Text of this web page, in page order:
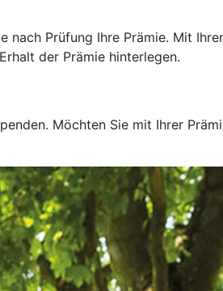
Prüfung Ihre Prämie. Mit
der Prämie hinterlegen.
Möchten Sie mit Ihrer